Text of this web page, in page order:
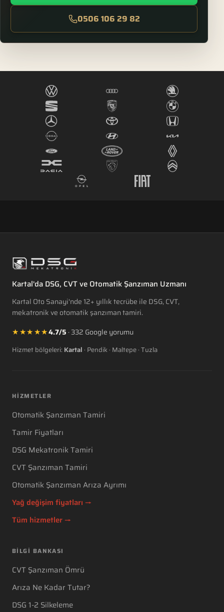
0506 106 29 82
Kartal'da DSG, CVT ve Otomatik Şanzıman Uzmanı
Kartal Oto Sanayi'nde 12+ yıllık tecrübe ile DSG, CVT,
mekatronik ve otomatik şanzıman tamiri.
★★★★★4.7/5 · 332 Google yorumu
Hizmet bölgeleri: Kartal · Pendik· Maltepe·Tuzla
HIZMETLER
Otomatik Şanzıman Tamiri
Tamir Fiyatları
DSG Mekatronik Tamiri
CVT Şanzıman Tamiri
Otomatik Şanzıman Arıza Ayrımı
Yağ değişim fiyatları →
Tüm hizmetler →
BILGI BANKASI
CVT Şanzıman Ömrü
Arıza Ne Kadar Tutar?
DSG 1-2 Silkeleme